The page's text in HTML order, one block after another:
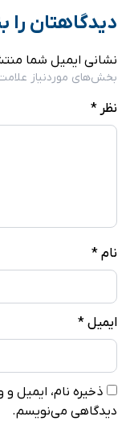
دیدگاهتان را
نشانی ایمیل شما
بخش‌های موردنیاز
نظر *
نام *
ایمیل *
ذخیره نام، ایمیل
دیدگاهی می‌نویسم.